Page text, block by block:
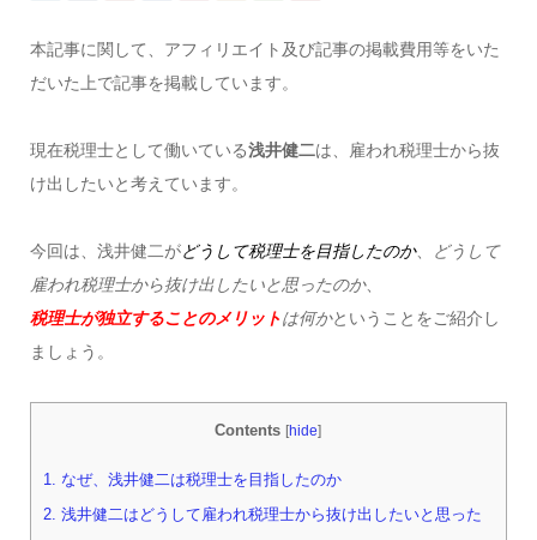
本記事に関して、アフィリエイト及び記事の掲載費用等をいた
だいた上で記事を掲載しています。
現在税理士として働いている浅井健二は、雇われ税理士から抜
け出したいと考えています。
今回は、浅井健二がどうして税理士を目指したのか、
どうして
雇われ税理士から抜け出したいと思ったのか、
税理士が独立することのメリットは何かということをご紹介し
ましょう。
Contents [hide]
1. なぜ、浅井健二は税理士を目指したのか
2. 浅井健二はどうして雇われ税理士から抜け出したいと思った